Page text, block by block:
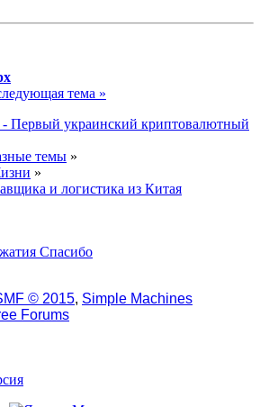
тема »
- Первый украинский криптовалютный
темы »
»
и логистика из Китая
Спасибо
© 2015, Simple Machines
Forums